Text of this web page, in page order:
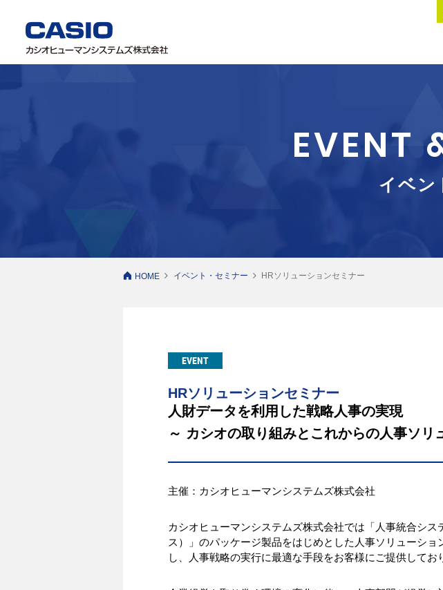
EVENT
イベン
HOME イベント・セミナー HRソリューションセミナー
EVENT
HRソリューションセミナー
人財データを利用した戦略人事の実現
～ カシオの取り組みとこれからの人事ソリ
主催：カシオヒューマンシステムズ株式会社
カシオヒューマンシステムズ株式会社では「人事統合シ
ス）」のパッケージ製品をはじめとした人事ソリューシ
し、人事戦略の実行に最適な手段をお客様にご提供してお